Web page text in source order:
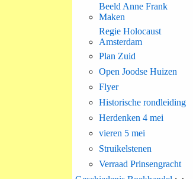
Beeld Anne Frank
Maken
Regie Holocaust
Amsterdam
Plan Zuid
Open Joodse Huizen
Flyer
Historische rondleiding
Herdenken 4 mei
vieren 5 mei
Struikelstenen
Verraad Prinsengracht